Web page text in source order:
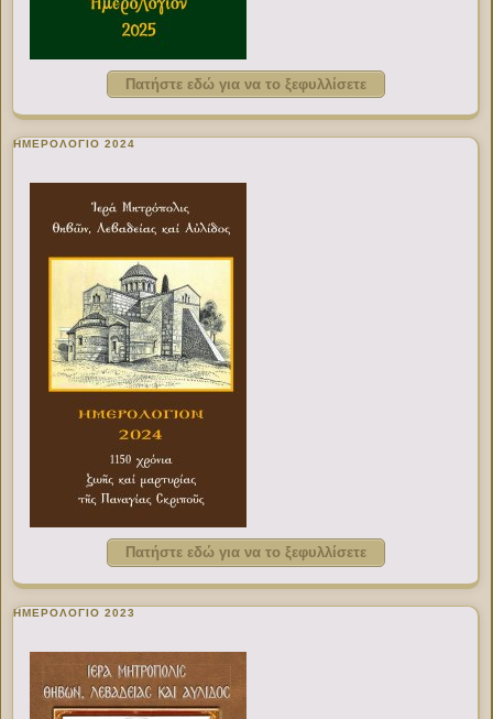
Πατήστε εδώ για να το ξεφυλλίσετε
ΗΜΕΡΟΛΟΓΙΟ 2024
Πατήστε εδώ για να το ξεφυλλίσετε
ΗΜΕΡΟΛΟΓΙΟ 2023